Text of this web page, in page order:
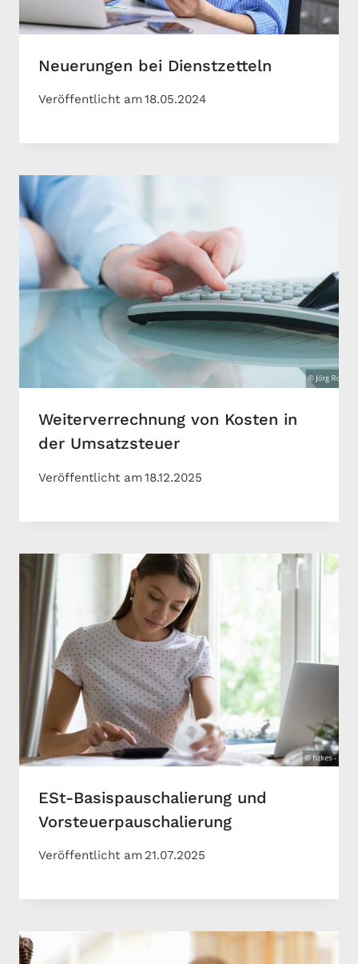
Neuerungen bei Dienstzetteln
Veröffentlicht am18.05.2024
Weiterverrechnung von Kosten in
der Umsatzsteuer
Veröffentlicht am18.12.2025
ESt-Basispauschalierung und
Vorsteuerpauschalierung
Veröffentlicht am 21.07.2025